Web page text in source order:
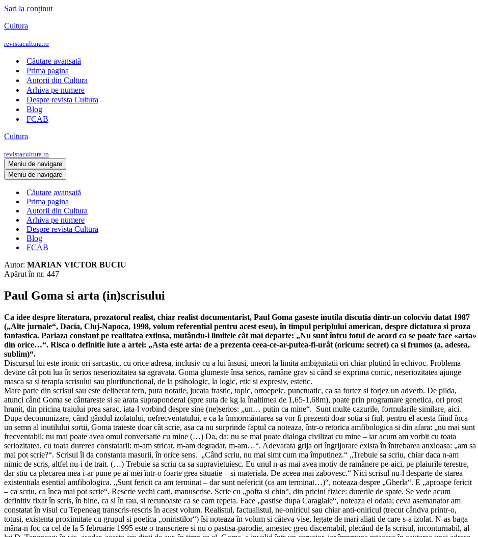
Sari la conținut
Cultura
revistacultura.ro
Căutare avansată
Prima pagina
Autorii din Cultura
Arhiva pe numere
Despre revista Cultura
Blog
FCAB
Cultura
revistacultura.ro
Meniu de navigare
Meniu de navigare
Căutare avansată
Prima pagina
Autorii din Cultura
Arhiva pe numere
Despre revista Cultura
Blog
FCAB
Autor: MARIAN VICTOR BUCIU
Apărut în nr. 447
Paul Goma si arta (in)scrisului
Ca idee despre literatura, prozatorul realist, chiar realist documentarist, Paul Goma gaseste inutila discutia dintr-un colocviu datat 1987
(„Alte jurnale“, Dacia, Cluj-Napoca, 1998, volum referential pentru acest eseu), în timpul periplului american, despre dictatura si proza
fantastica. Pariaza constant pe realitatea extinsa, mutându-i limitele cât mai departe: „Nu sunt întru totul de acord ca se poate face «arta»
din orice…“. Risca o definitie iute a artei: „Asta este arta: de a prezenta ceea-ce-ar-putea-fi-urât (oricum: secret) ca si frumos (a, adesea,
sublim)“.
Discursul lui este ironic ori sarcastic, cu orice adresa, inclusiv cu a lui însusi, uneori la limita ambiguitatii ori chiar plutind în echivoc. Problema
devine cât poti lua în serios neseriozitatea sa agravata. Goma glumeste însa serios, ramâne grav si când se exprima comic, neseriozitatea ajunge
masca sa si terapia scrisului sau plurifunctional, de la psihologic, la logic, etic si expresiv, estetic.
Mare parte din scrisul sau este deliberat tern, pura notatie, jucata frastic, topic, ortoepeic, punctuatic, ca sa fortez si forjez un adverb. De pilda,
atunci când Goma se cântareste si se arata supraponderal (spre suta de kg la înaltimea de 1,65-1,68m), poate prin programare genetica, ori prost
hranit, din pricina traiului prea sarac, iata-l vorbind despre sine (ne)serios: „un… putin ca mine“. Sunt multe cazurile, formularile similare, aici.
Dupa decomunizare, când gândul izolatului, nefrecventatului, e ca la înmormântarea sa vor fi prezenti doar sotia si fiul, pentru el acesta fiind înca
un semn al inutilului sortii, Goma traieste doar cât scrie, asa ca nu surprinde faptul ca noteaza, într-o retorica amfibologica si din afara: „nu mai sunt
frecventabil; nu mai poate avea omul conversatie cu mine (…) Da, da: nu se mai poate dialoga civilizat cu mine – iar acum am vorbit cu toata
seriozitatea, cu toata durerea constatarii: m-am stricat, m-am degradat, m-am…“. Adevarata grija ori îngrijorare exista în întrebarea anxioasa: „am sa
mai pot scrie?“. Scrisul îi da constanta masurii, în orice sens. „Când scriu, nu mai simt cum ma împutinez.“ „Trebuie sa scriu, chiar daca n-am
nimic de scris, altfel nu-i de trait. (…) Trebuie sa scriu ca sa supravietuiesc. Eu unul n-as mai avea motiv de ramânere pe-aici, pe plaiurile terestre,
dar stiu ca plecarea mea i-ar pune pe ai mei într-o foarte grea situatie – si materiala. De aceea mai zabovesc.“ Nici scrisul nu-l desparte de starea
existentiala esential amfibologica. „Sunt fericit ca am terminat – dar sunt nefericit (ca am terminat…)“, noteaza despre „Gherla“. E „aproape fericit
– ca scriu, ca înca mai pot scrie“. Rescrie vechi carti, manuscrise. Scrie cu „pofta si chin“, din pricini fizice: durerile de spate. Se vede acum
definitiv fixat în scris, în bine, ca si în rau, si recunoaste ca se cam repeta. Face „pastise dupa Caragiale“, noteaza el odata; ceva asemanator am
constatat în visul cu Tepeneag transcris-rescris în acest volum. Realistul, factualistul, ne-oniricul sau chiar anti-oniricul (trecut cândva printr-o,
totusi, existenta proximitate cu grupul si poetica „oniristilor“) îsi noteaza în volum si câteva vise, legate de mari aliati de care s-a izolat. N-as baga
mâna-n foc ca cel de la 5 februarie 1995 este o transcriere si nu o pastisa-parodie, amestec greu discernabil, plecând de la scrisul, inconturnabil, al